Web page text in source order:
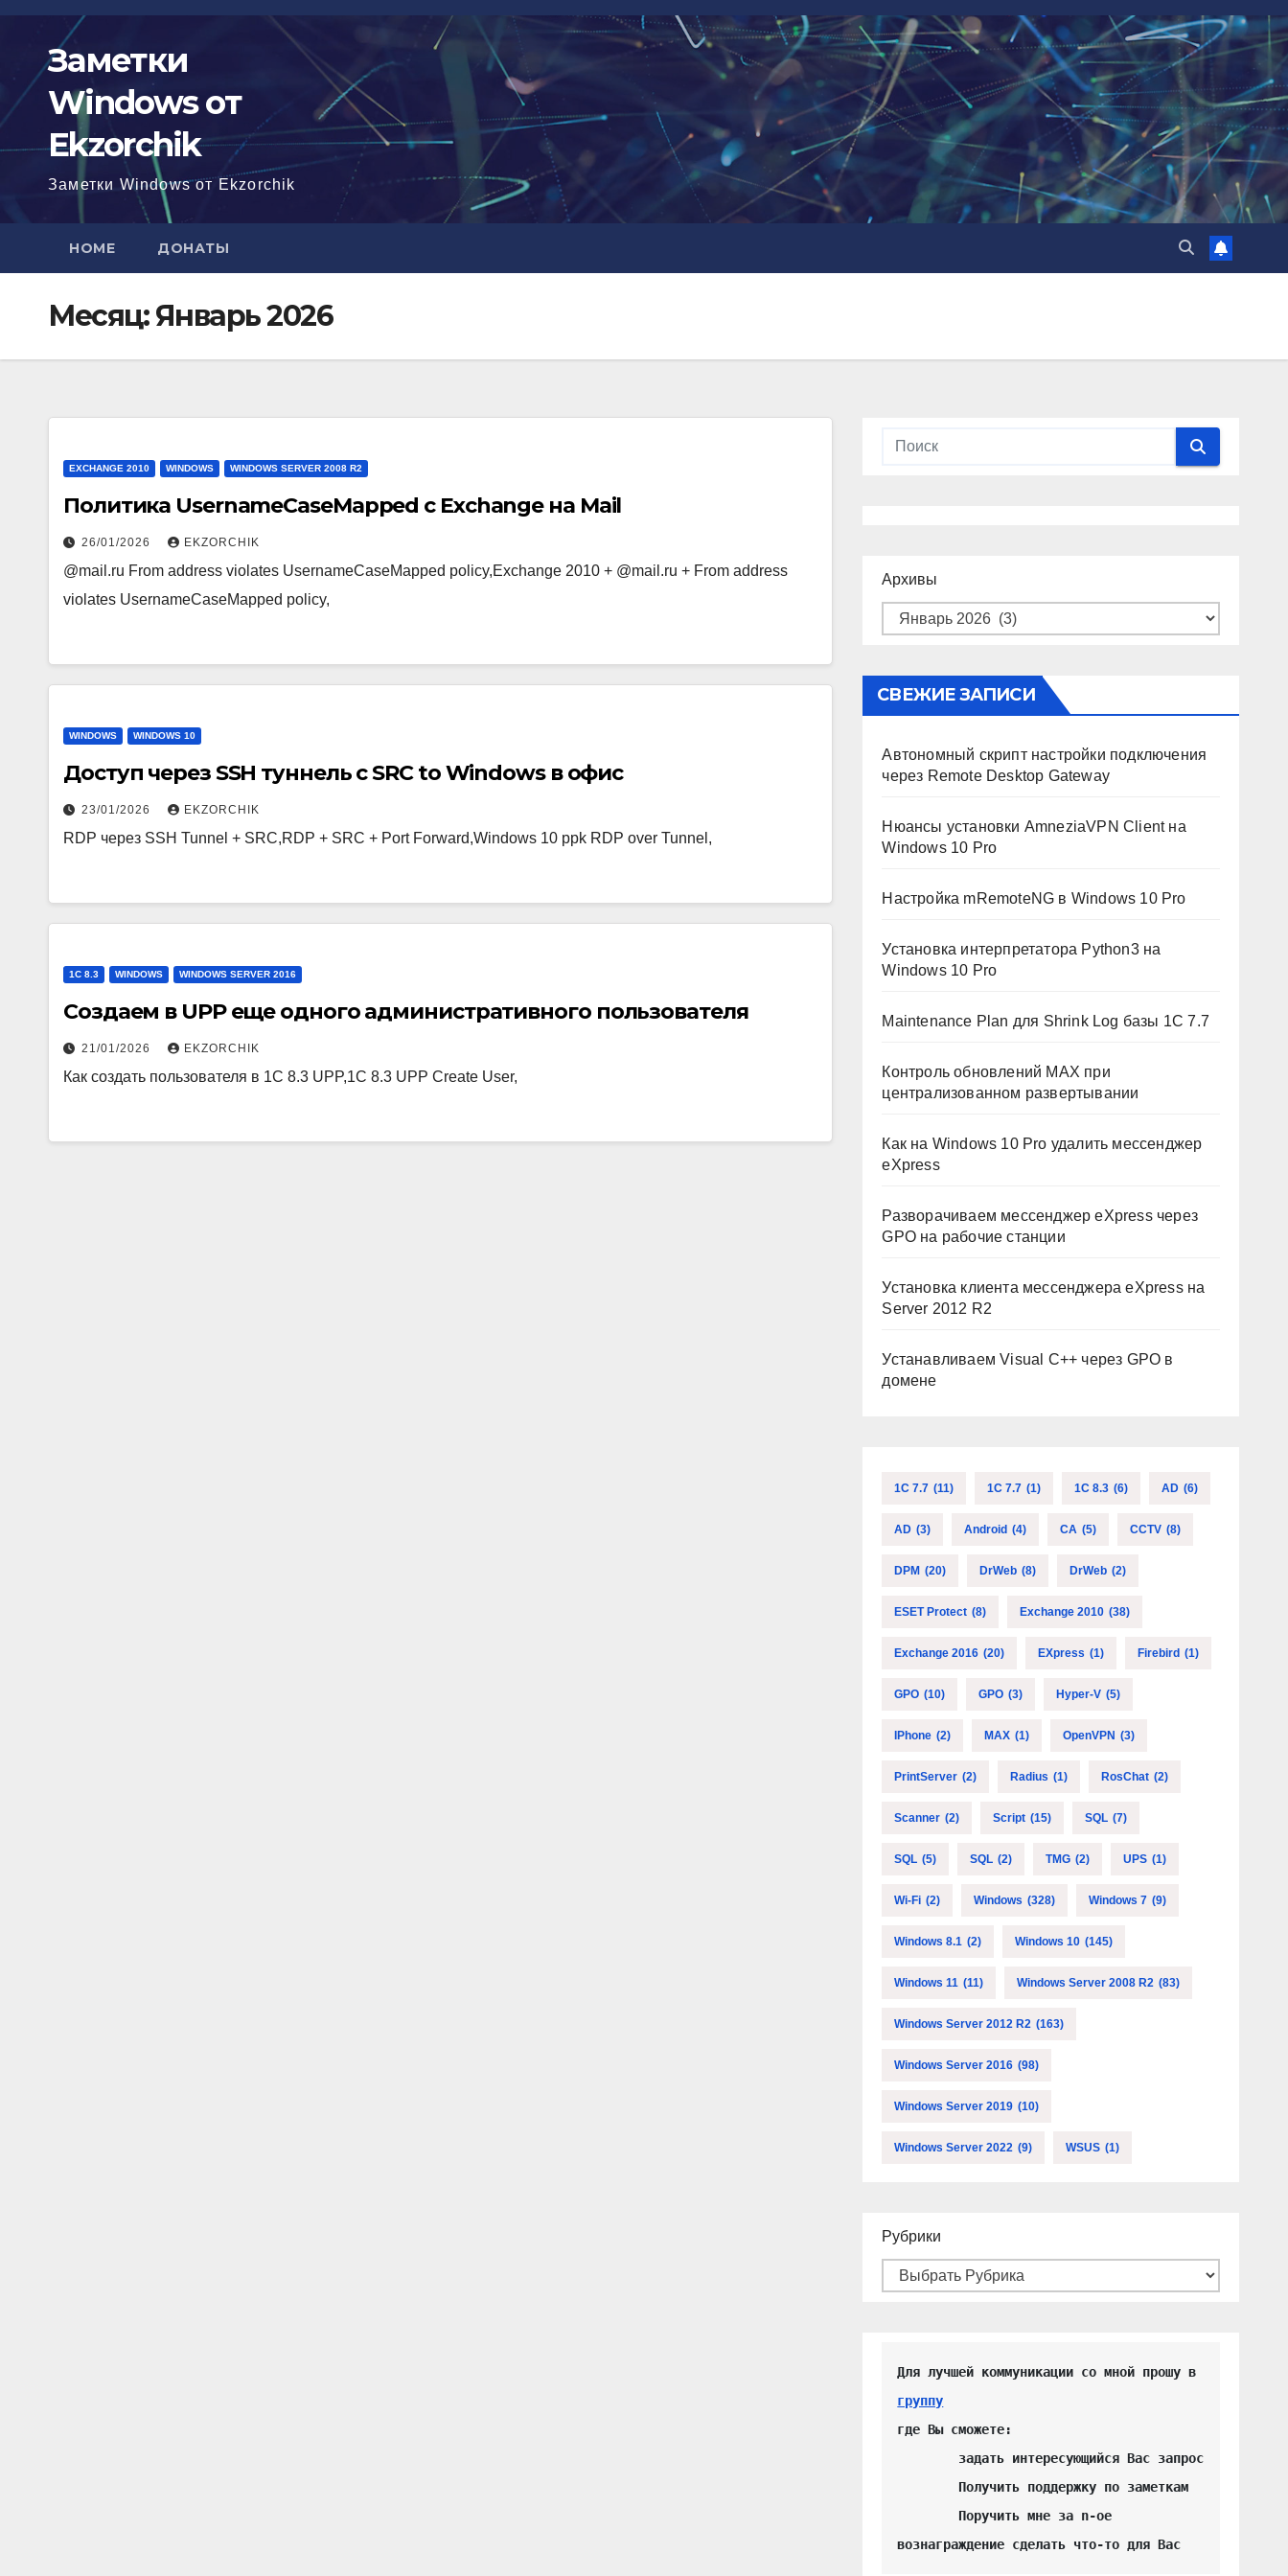
Перейти
содержимомуЗаметки
Windows от
Ekzorchik
Заметки Windows от Ekzorchik
HOME ДОНАТЫ
Месяц:Январь 2026
EXCHANGE 2010 WINDOWS WINDOWS SERVER 2008 R2
Политика UsernameCaseMapped c Exchange на Mail
26/01/2026 EKZORCHIK
@mail.ru From address violates UsernameCaseMapped policy,Exchange 2010 + @mail.ru + From address
violates UsernameCaseMapped policy,
WINDOWS WINDOWS 10
Доступ через SSH туннель с SRC to Windows в офис
23/01/2026 EKZORCHIK
RDP через SSH Tunnel + SRC,RDP + SRC + Port Forward,Windows 10 ppk RDP over Tunnel,
1C 8.3 WINDOWS WINDOWS SERVER 2016
Создаем в UPP еще одного административного пользователя
21/01/2026 EKZORCHIK
Как создать пользователя в 1С 8.3 UPP,1C 8.3 UPP Create User,
Архивы
СВЕЖИЕ ЗАПИСИ
Автономный скрипт настройки подключения
через Remote Desktop Gateway
Нюансы установки AmneziaVPN Client на
Windows 10 Pro
Настройка mRemoteNG в Windows 10 Pro
Установка интерпретатора Python3 на
Windows 10 Pro
Maintenance Plan для Shrink Log базы 1C 7.7
Контроль обновлений MAX при
централизованном развертывании
Как на Windows 10 Pro удалить мессенджер
eXpress
Разворачиваем мессенджер eXpress через
GPO на рабочие станции
Установка клиента мессенджера eXpress на
Server 2012 R2
Устанавливаем Visual C++ через GPO в
домене
1C 7.7 (11) 1C 7.7 (1) 1C 8.3 (6) AD (6)
AD (3) Android (4) CA (5) CCTV (8)
DPM (20) DrWeb (8) DrWeb (2)
ESET Protect (8) Exchange 2010 (38)
Exchange 2016 (20) EXpress (1) Firebird (1)
GPO (10) GPO (3) Hyper-V (5)
IPhone (2) MAX (1) OpenVPN (3)
PrintServer (2) Radius (1) RosChat (2)
Scanner (2) Script (15) SQL (7)
SQL (5) SQL (2) TMG (2) UPS (1)
Wi-Fi (2) Windows (328) Windows 7 (9)
Windows 8.1 (2) Windows 10 (145)
Windows 11 (11) Windows Server 2008 R2 (83)
Windows Server 2012 R2 (163)
Windows Server 2016 (98)
Windows Server 2019 (10)
Windows Server 2022 (9) WSUS (1)
Рубрики
группу
где Вы сможете:
вознаграждение сделать что-то для Вас